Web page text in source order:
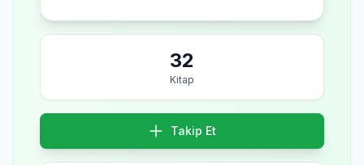
32
Kitap
Takip Et